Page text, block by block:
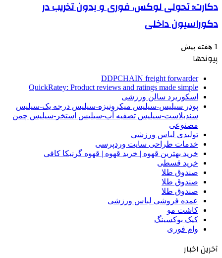
دکارت؛ تحولی لوکس، فوری و بدون تخریب در
دکوراسیون داخلی
1 هفته پیش
پیوندها
DDPCHAIN freight forwarder
QuickRatey: Product reviews and ratings made simple
اسکوربرد سالن ورزشی
پودر سیلیس-سیلیس میکرونیزه-سیلیس درجه یک-سیلیس
سندبلاست-سیلیس تصفیه آب-سیلیس استخر-سیلیس چمن
مصنوعی
تولیدی لباس ورزشی
خدمات طراحی سایت وردپرسی
خرید بهترین قهوه | خرید قهوه | قهوه گرنیکا کافی
خرید قسطی
صندوق طلا
صندوق طلا
صندوق طلا
عمده فروشی لباس ورزشی
کاشت مو
کیک بوکسینگ
وام فوری
آخرین اخبار